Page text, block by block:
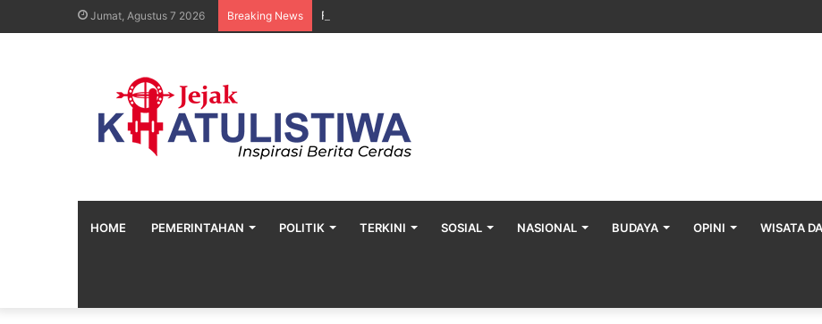
Jumat, Agustus 7 2026 Breaking News Faktor Ekonomi dan Hasrat Seksual Diduga Jadi Motif Kematian Royyan di Kutim
HOME PEMERINTAHAN POLITIK TERKINI SOSIAL NASIONAL BUDAYA OPINI WISATA